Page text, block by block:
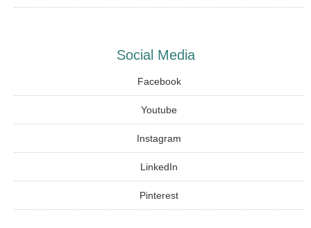
Social Media
Facebook
Youtube
Instagram
LinkedIn
Pinterest